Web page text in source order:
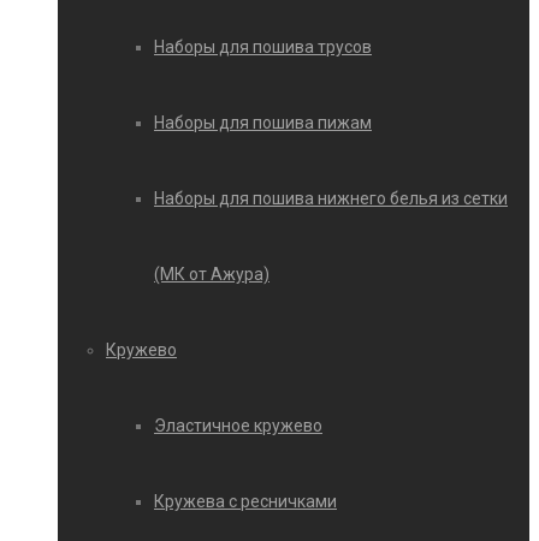
Наборы для пошива трусов
Наборы для пошива пижам
Наборы для пошива нижнего белья из сетки
(МК от Ажура)
Кружево
Эластичное кружево
Кружева с ресничками